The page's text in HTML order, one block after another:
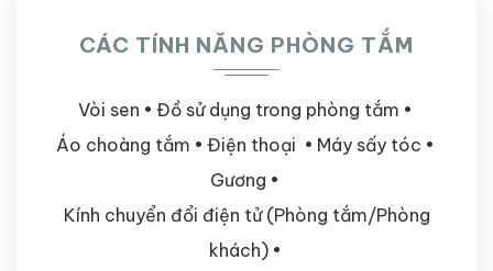
CÁC TÍNH NĂNG PHÒNG TẮM
Vòi sen
Đồ sử dụng trong phòng tắm
Áo choàng tắm
Điện thoại
Máy sấy tóc
Gương
Kính chuyển đổi điện tử (Phòng tắm/Phòng
khách)